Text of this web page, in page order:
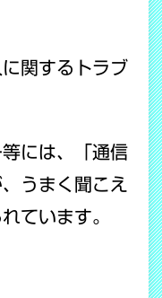
関するトラブ
には、「通信
うまく聞こえ
ています。